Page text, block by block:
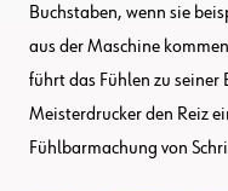
Buchstaben, wenn sie
aus der Maschine
führt das Fühlen zu
Meisterdrucker den Reiz
Fühlbarmachung von